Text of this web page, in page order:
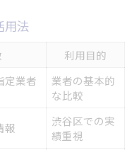
用法
利用目的
定業者
業者の基本的
な比較
報
渋谷区での実
績重視